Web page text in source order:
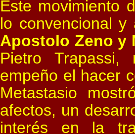
Este movimiento
lo convencional y
Apostolo Zeno y
Pietro
empeño el hacer
Metastasio
afectos, un
interés en la